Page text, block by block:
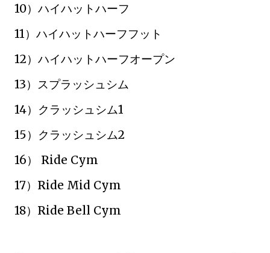
10）ハイハットハーフ
11）ハイハットハーフフット
12）ハイハットハーフオープン
13）スプラッシュシム
14）クラッシュシム1
15）クラッシュシム2
16） Ride Cym
17）Ride Mid Cym
18）Ride Bell Cym